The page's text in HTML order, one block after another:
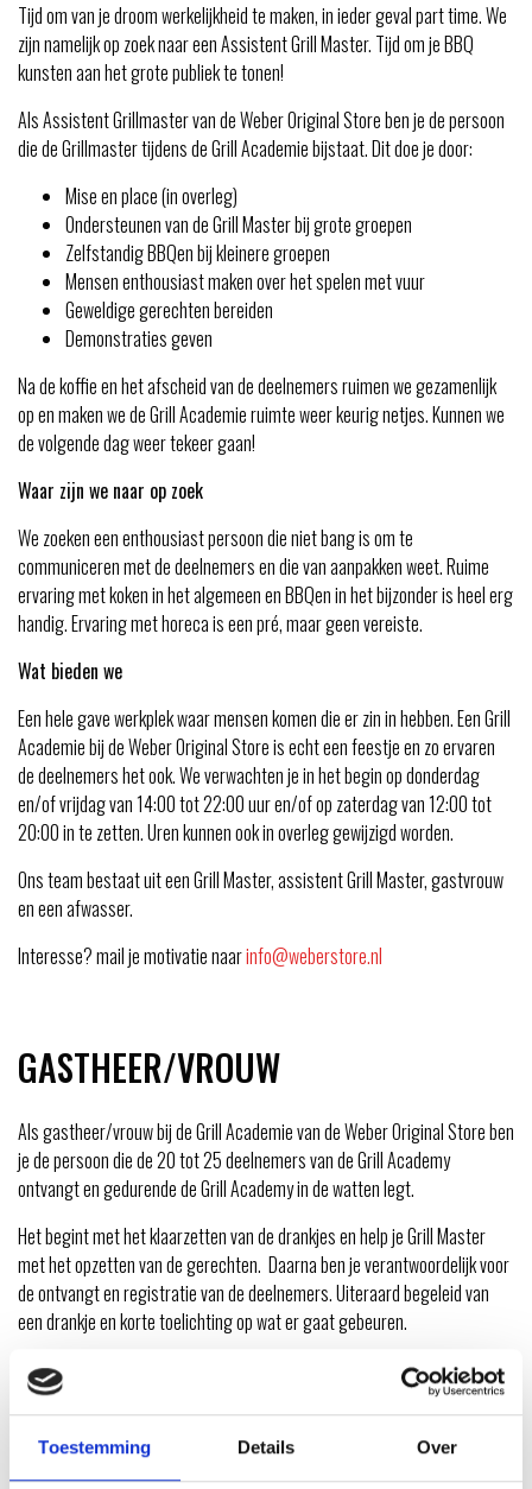
Toestemming Details Over
Tijd om van je droom werkelijkheid te maken, in ieder geval part time. We
zijn namelijk op zoek naar een Assistent Grill Master. Tijd om je BBQ
kunsten aan het grote publiek te tonen!
Als Assistent Grillmaster van de Weber Original Store ben je de persoon
die de Grillmaster tijdens de Grill Academie bijstaat. Dit doe je door:
Mise en place (in overleg)
Ondersteunen van de Grill Master bij grote groepen
Zelfstandig BBQen bij kleinere groepen
Mensen enthousiast maken over het spelen met vuur
Geweldige gerechten bereiden
Demonstraties geven
Na de koffie en het afscheid van de deelnemers ruimen we gezamenlijk
op en maken we de Grill Academie ruimte weer keurig netjes. Kunnen we
de volgende dag weer tekeer gaan!
Waar zijn we naar op zoek
We zoeken een enthousiast persoon die niet bang is om te
communiceren met de deelnemers en die van aanpakken weet. Ruime
ervaring met koken in het algemeen en BBQen in het bijzonder is heel erg
handig. Ervaring met horeca is een pré, maar geen vereiste.
Wat bieden we
Een hele gave werkplek waar mensen komen die er zin in hebben. Een Grill
Academie bij de Weber Original Store is echt een feestje en zo ervaren
de deelnemers het ook. We verwachten je in het begin op donderdag
en/of vrijdag van 14:00 tot 22:00 uur en/of op zaterdag van 12:00 tot
20:00 in te zetten. Uren kunnen ook in overleg gewijzigd worden.
Ons team bestaat uit een Grill Master, assistent Grill Master, gastvrouw
en een afwasser.
Interesse? mail je motivatie naarinfo@weberstore.nl
GASTHEER/VROUW
Als gastheer/vrouw bij de Grill Academie van de Weber Original Store ben
je de persoon die de 20 tot 25 deelnemers van de Grill Academy
ontvangt en gedurende de Grill Academy in de watten legt.
Het begint met het klaarzetten van de drankjes en help je Grill Master
met het opzetten van de gerechten. Daarna ben je verantwoordelijk voor
de ontvangt en registratie van de deelnemers. Uiteraard begeleid van
een drankje en korte toelichting op wat er gaat gebeuren.
Tijdens de Grill Academy ben je degene die er voor zorgt dat alles netjes
is en blijft. De deelnemers snijden, schaven, raspen en mengen bijna alle
deelnemers daarbij, maar ook daar is voor jou een rol weggelegd. Met